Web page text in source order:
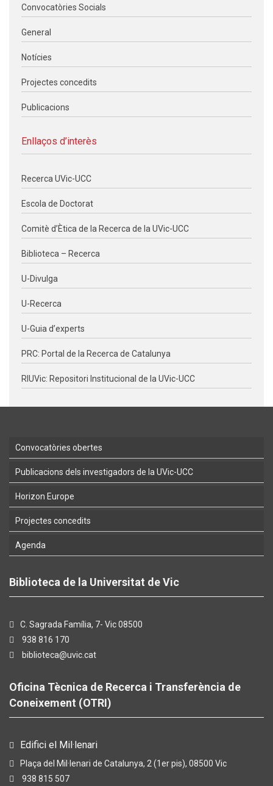
Convocatòries Socials
General
Notícies
Projectes concedits
Publicacions
Enllaços d’interès
Recerca UVic-UCC
Escola de Doctorat
Comitè d’Ètica de la Recerca de la UVic-UCC
Biblioteca – Recerca
U-Divulga
U-Recerca
U-Guia d’experts
PRC: Portal de la Recerca de Catalunya
RIUVic: Repositori Institucional de la UVic-UCC
Convocatòries obertes
Publicacions dels investigadors de la UVic-UCC
Horizon Europe
Projectes concedits
Agenda
Biblioteca de la Universitat de Vic
C. Sagrada Família, 7- Vic 08500
938 816 170
biblioteca@uvic.cat
Oficina Tècnica de Recerca i Transferència de
Coneixement (OTRI)
Edifici el Mil·lenari
Plaça del Mil·lenari de Catalunya, 2 (1er pis), 08500 Vic
938 815 507